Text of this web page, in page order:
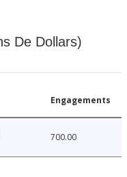
De Dollars)
Engagements
700.00